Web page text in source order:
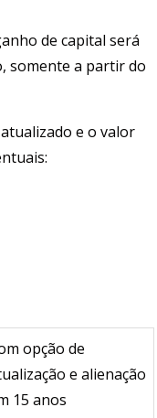
de capital será
somente a partir do
e o valor
opção de
e alienação
15 anos